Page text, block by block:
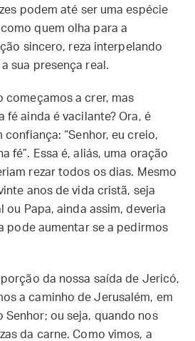
podem até ser uma espécie
quem olha para a
sincero, reza interpelando
sua presença real.
começamos a crer, mas
fé ainda é vacilante? Ora, é
“Senhor, eu creio,
fé”. Essa é, aliás, uma oração
rezar todos os dias. Mesmo
anos de vida cristã, seja
ou Papa, ainda assim, deveria
pode aumentar se a pedirmos
da nossa saída de Jericó,
a caminho de Jerusalém, em
Senhor; ou seja, quando nos
da carne. Como vimos, a